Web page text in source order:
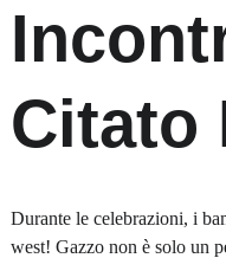
Citato
Durante le celebrazioni, i
west! Gazzo non è solo un